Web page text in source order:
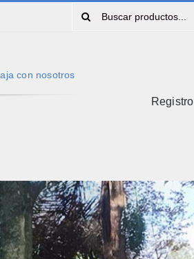
Buscar:
con nosotros
Registro